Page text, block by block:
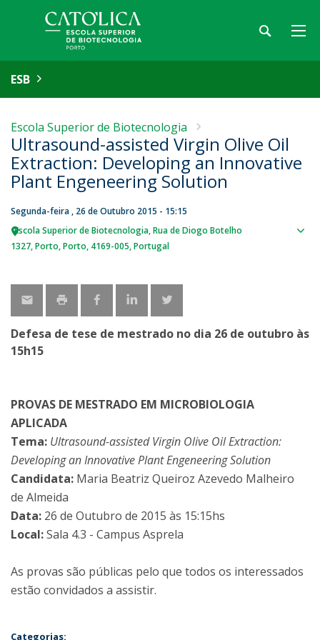
ESB
Escola Superior de Biotecnologia
Ultrasound-assisted Virgin Olive Oil
Extraction: Developing an Innovative
Plant Engeneering Solution
Segunda-feira , 26 de Outubro 2015 - 15:15
Escola Superior de Biotecnologia Rua de Diogo Botelho
1327 Porto Porto 4169-005 Portugal
Defesa de tese de mestrado no dia 26 de outubro às
15h15
PROVAS DE MESTRADO EM MICROBIOLOGIA
APLICADA
Tema: Ultrasound-assisted Virgin Olive Oil Extraction:
Developing an Innovative Plant Engeneering Solution
Candidata: Maria Beatriz Queiroz Azevedo Malheiro
de Almeida
Data: 26 de Outubro de 2015 às 15:15hs
Local:Sala 4.3 - Campus Asprela
As provas são públicas pelo que todos os interessados
estão convidados a assistir.
Categorias: